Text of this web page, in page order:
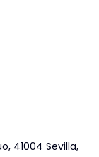
41004 Sevilla,